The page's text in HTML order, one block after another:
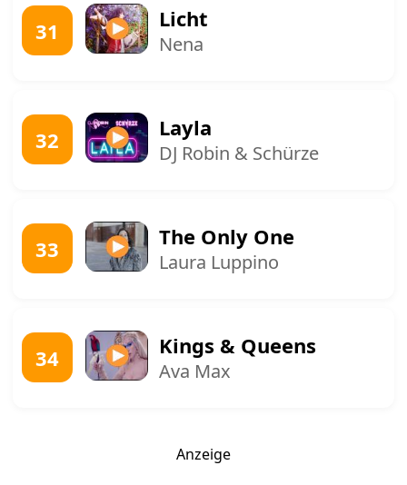
31 Licht
Nena
32 Layla
DJ Robin & Schürze
33 The Only One
Laura Luppino
34 Kings & Queens
Ava Max
Anzeige